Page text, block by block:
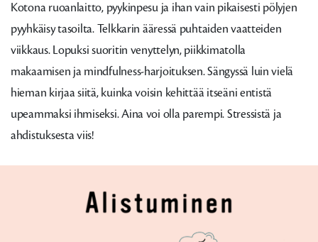
Kotona ruoanlaitto, pyykinpesu ja ihan vain pikaisesti pölyjen
pyyhkäisy tasoilta. Telkkarin ääressä puhtaiden vaatteiden
viikkaus. Lopuksi suoritin venyttelyn, piikkimatolla
makaamisen ja mindfulness-harjoituksen. Sängyssä luin vielä
hieman kirjaa siitä, kuinka voisin kehittää itseäni entistä
upeammaksi ihmiseksi. Aina voi olla parempi. Stressistä ja
ahdistuksesta viis!